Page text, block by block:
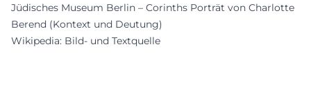
Jüdisches Museum Berlin – Corinths Porträt von Charlotte
Berend (Kontext und Deutung)
Wikipedia: Bild- und Textquelle